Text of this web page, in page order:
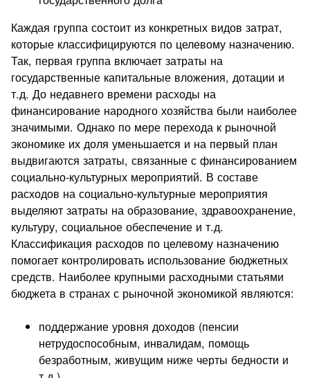
Каждая группа состоит из конкретных видов затрат,
которые классифицируются по целевому назначению.
Так, первая группа включает затраты на
государственные капитальные вложения, дотации и
т.д. До недавнего времени расходы на
финансирование народного хозяйства были наиболее
значимыми. Однако по мере перехода к рыночной
экономике их доля уменьшается и на первый план
выдвигаются затраты, связанные с финансированием
социально-культурных мероприятий. В составе
расходов на социально-культурные мероприятия
выделяют затраты на образование, здравоохранение,
культуру, социальное обеспечение и т.д.
Классификация расходов по целевому назначению
помогает контролировать использование бюджетных
средств. Наиболее крупными расходными статьями
бюджета в странах с рыночной экономикой являются:
поддержание уровня доходов (пенсии
нетрудоспособным, инвалидам, помощь
безработным, живущим ниже черты бедности и